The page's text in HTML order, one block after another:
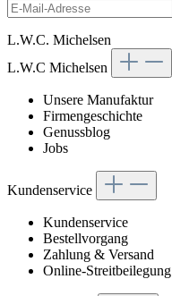
L.W.C. Michelsen
L.W.C Michelsen
Unsere Manufaktur
Firmengeschichte
Genussblog
Jobs
Kundenservice
Kundenservice
Bestellvorgang
Zahlung & Versand
Online-Streitbeilegung